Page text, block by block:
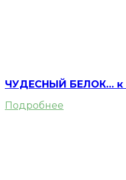
ЧУДЕСНЫЙ БЕЛОК… к
Подробнее